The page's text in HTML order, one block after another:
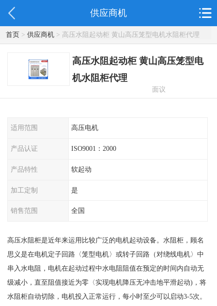
供应商机
首页> 供应商机> 高压水阻起动柜 黄山高压笼型电机水阻柜代理
高压水阻起动柜 黄山高压笼型电
机水阻柜代理
面议
适用范围 高压电机
产品认证 ISO9001：2000
产品特性 软起动
加工定制 是
销售范围 全国
高压水阻柜是近年来运用比较广泛的电机起动设备。水阻柜，顾名
思义是在电机定子回路〈笼型电机〉或转子回路（对绕线电机〉中
串入水电阻，电机在起动过程中水电阻阻值在预定的时间内自动无
级减小，直至阻值接近为零〈实现电机降压无冲击地平滑起动)，将
水阻柜自动切除，电机投入正常运行，每小时至少可以启动3-5次。